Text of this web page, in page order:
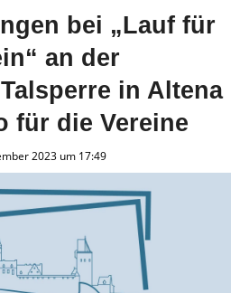
bei „Lauf für
an der
in Altena
für die Vereine
2023 um 17:49